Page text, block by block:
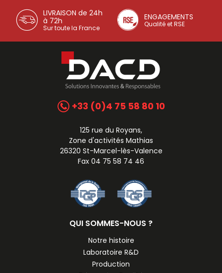
LIVRAISON de 24h
à 72h
Sur toute la France
ENGAGEMENTS
Qualité et RSE
+33 (0)4 75 58 80 10
125 rue du Royans,
Zone d'activités Mathias
26320 St-Marcel-lès-Valence
Fax 04 75 58 74 46
QUI SOMMES-NOUS ?
Notre histoire
Laboratoire R&D
Production